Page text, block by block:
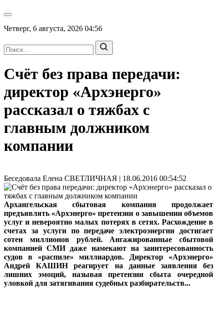
Четверг, 6 августа, 2026 04:56
Счёт без права передачи:
директор «Архэнерго»
рассказал о тяжбах с
главным должником
компании
Беседовала Елена СВЕТЛИЧНАЯ | 18.06.2016 00:54:52
Архангельская сбытовая компания продолжает
предъявлять «Архэнерго» претензии о завышении объемов
услуг и невероятно малых потерях в сетях. Расхождение в
счетах за услуги по передаче электроэнергии достигает
сотен миллионов рублей. Ангажированные сбытовой
компанией СМИ даже намекают на заинтересованность
судов в «распиле» миллиардов. Директор «Архэнерго»
Андрей КАШИН реагирует на данные заявления без
лишних эмоций, называя претензии сбыта очередной
уловкой для затягивания судебных разбирательств...